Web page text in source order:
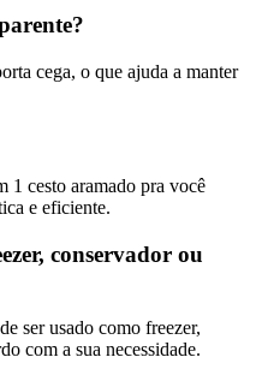
cega, o que ajuda a manter
1 cesto aramado pra você
e eficiente.
conservador ou
ser usado como freezer,
com a sua necessidade.